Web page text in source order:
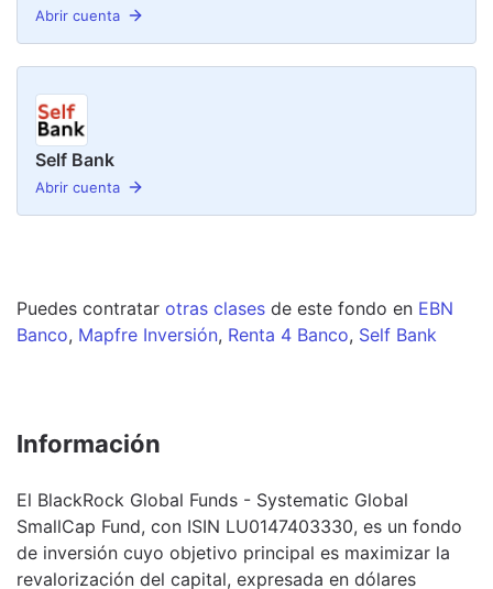
Abrir cuenta
Self Bank
Abrir cuenta
Puedes contratar otras clases de este fondo en EBN
Banco, Mapfre Inversión, Renta 4 Banco, Self Bank
Información
El BlackRock Global Funds - Systematic Global
SmallCap Fund, con ISIN LU0147403330, es un fondo
de inversión cuyo objetivo principal es maximizar la
revalorización del capital, expresada en dólares